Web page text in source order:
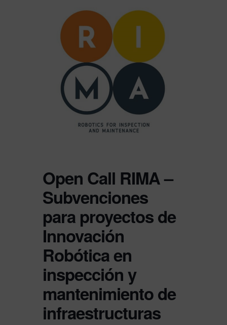
Open Call RIMA –
Subvenciones
para proyectos de
Innovación
Robótica en
inspección y
mantenimiento de
infraestructuras